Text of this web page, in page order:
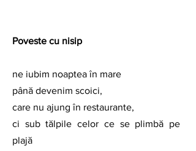
Poveste cu nisip
ne iubim noaptea în mare
până devenim scoici,
care nu ajung în restaurante,
ci sub tălpile celor ce se plimbă pe
plajă